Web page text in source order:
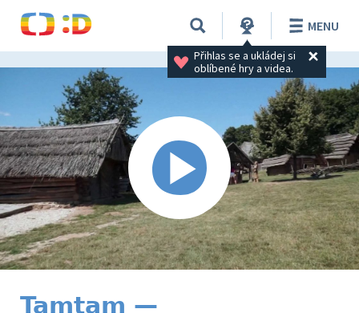
Přihlas se a ukládej si
oblíbené hry a videa.
MENU
Tamtam —